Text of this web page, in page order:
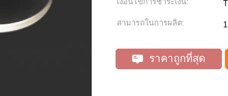
สามารถในการผลิต:
ราคาถูกที่สุด